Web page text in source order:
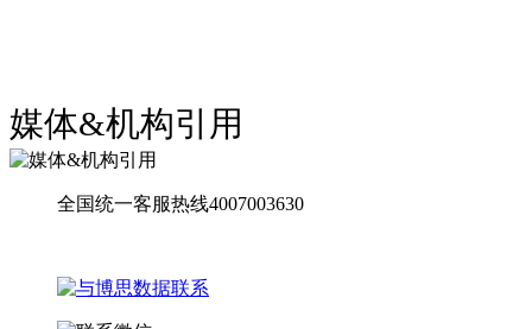
媒体&机构引用
全国统一客服热线4007003630